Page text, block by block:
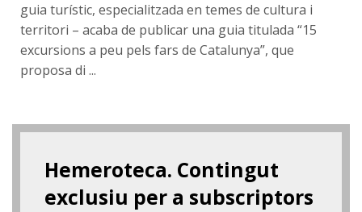
guia turístic, especialitzada en temes de cultura i
territori – acaba de publicar una guia titulada “15
excursions a peu pels fars de Catalunya”, que
proposa di ...
Hemeroteca. Contingut
exclusiu per a subscriptors